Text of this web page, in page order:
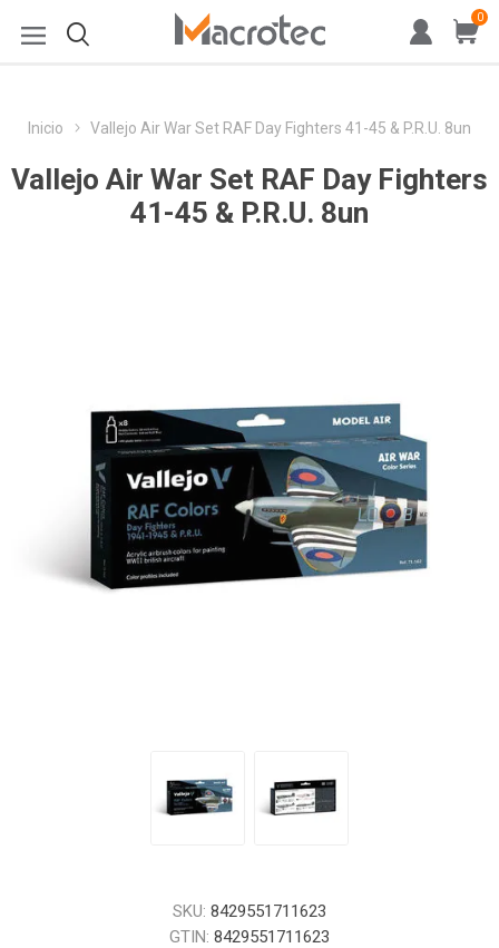
0
Inicio Vallejo Air War Set RAF Day Fighters 41-45 & P.R.U. 8un
Vallejo Air War Set RAF Day Fighters
41-45 & P.R.U. 8un
SKU: 8429551711623
GTIN: 8429551711623